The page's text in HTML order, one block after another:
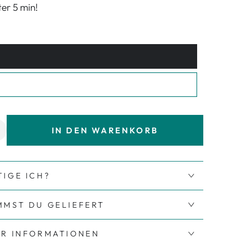
5 min!
oder nicht verfügbar
oder nicht verfügbar
Menge für Bügelbild Bloom in Stereo
die Menge für Bügelbild Bloom in Stereo
IN DEN WARENKORB
ICH?
DU GELIEFERT
INFORMATIONEN